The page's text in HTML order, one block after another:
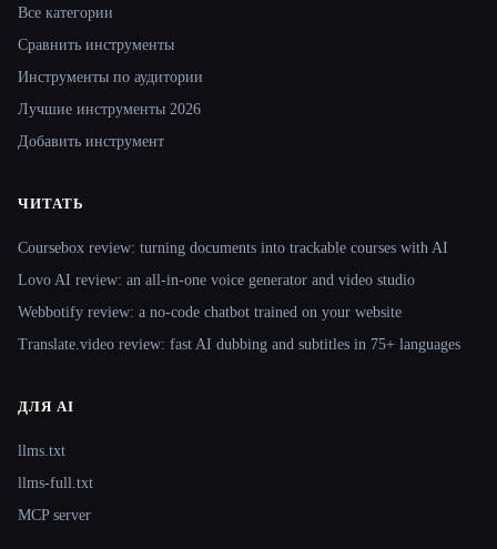
Все категории
Сравнить инструменты
Инструменты по аудитории
Лучшие инструменты 2026
Добавить инструмент
ЧИТАТЬ
Coursebox review: turning documents into trackable courses with AI
Lovo AI review: an all-in-one voice generator and video studio
Webbotify review: a no-code chatbot trained on your website
Translate.video review: fast AI dubbing and subtitles in 75+ languages
ДЛЯ AI
llms.txt
llms-full.txt
MCP server